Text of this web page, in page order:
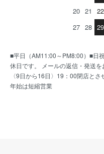
20 21 22
27 28 29
■平日（AM11:00～PM8:00）■日
休日です。 メールの返信・発送
〈9日から16日〉19：00閉店と
年始は短縮営業